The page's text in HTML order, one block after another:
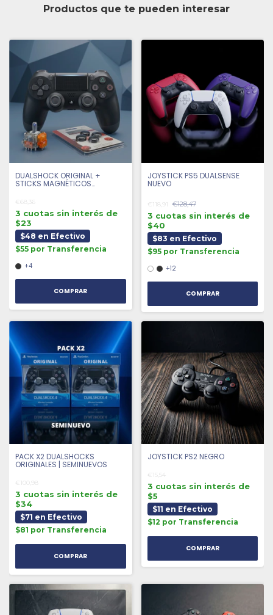
Productos que te pueden interesar
DUALSHOCK ORIGINAL +
STICKS MAGNÉTICOS
SEMINUEVO
€68,36
3 cuotas sin interés de
$23
$48 en Efectivo
$55 por Transferencia
+4
COMPRAR
JOYSTICK PS5 DUALSENSE
NUEVO
€118,91 €128,47
3 cuotas sin interés de
$40
$83 en Efectivo
$95 por Transferencia
+12
COMPRAR
PACK X2 DUALSHOCKS
ORIGINALES | SEMINUEVOS
€100,98
3 cuotas sin interés de
$34
$71 en Efectivo
$81 por Transferencia
JOYSTICK PS2 NEGRO
€15,54
3 cuotas sin interés de
$5
$11 en Efectivo
$12 por Transferencia